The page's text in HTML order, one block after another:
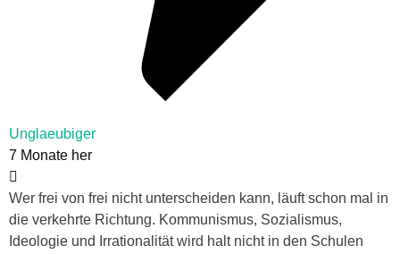
Unglaeubiger
7 Monate her
Wer frei von frei nicht unterscheiden kann, läuft schon mal in
die verkehrte Richtung. Kommunismus, Sozialismus,
Ideologie und Irrationalität wird halt nicht in den Schulen